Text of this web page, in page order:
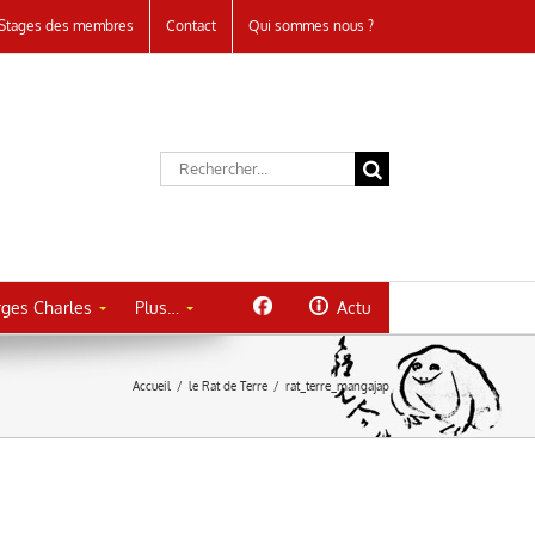
des membres Contact Qui sommes nous ?
Rechercher:
Charles Plus… Actu
Accueil / le Rat de Terre / rat_terre_mangajap